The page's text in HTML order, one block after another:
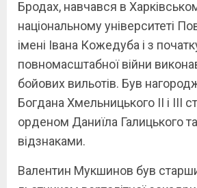
Бродах, навчався в
національному університеті
імені Івана Кожедуба і з
повномасштабної війни
бойових вильотів. Був
Богдана Хмельницького II і III
орденом Даниїла Галицького
відзнаками.
Валентин Мукшинов був